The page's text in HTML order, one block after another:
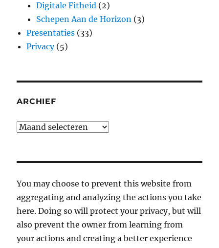
Digitale Fitheid (2)
Schepen Aan de Horizon (3)
Presentaties (33)
Privacy(5)
ARCHIEF
Archief
You may choose to prevent this website from
aggregating and analyzing the actions you take
here. Doing so will protect your privacy, but will
also prevent the owner from learning from
your actions and creating a better experience